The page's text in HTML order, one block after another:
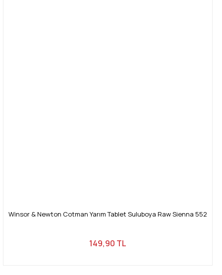
Winsor & Newton Cotman Yarım Tablet Suluboya Raw Sienna 552
149,90 TL